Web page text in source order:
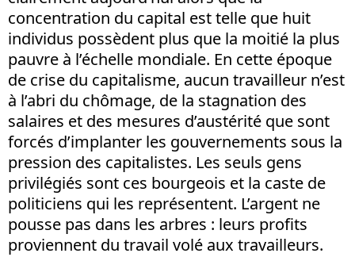
concentration du capital est telle que huit
individus possèdent plus que la moitié la plus
pauvre à l’échelle mondiale. En cette époque
de crise du capitalisme, aucun travailleur n’est
à l’abri du chômage, de la stagnation des
salaires et des mesures d’austérité que sont
forcés d’implanter les gouvernements sous la
pression des capitalistes. Les seuls gens
privilégiés sont ces bourgeois et la caste de
politiciens qui les représentent. L’argent ne
pousse pas dans les arbres : leurs profits
proviennent du travail volé aux travailleurs.